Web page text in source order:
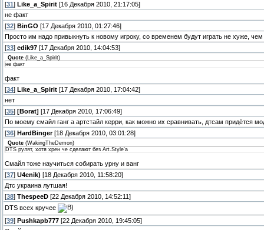
[31 ] Like_a_Spirit [16 Декабря 2010, 21:17:05]
не факт
[32] BinGO [17 Декабря 2010, 01:27:46]
Просто им надо привыкнуть к новому игроку, со временем будут играть не хуже,
[33] edik97 [17 Декабря 2010, 14:04:53]
Quote (Like_a_Spirit)
не факт
факт
[34] Like_a_Spirit [17 Декабря 2010, 17:04:42]
нет
[35] [Borat] [17 Декабря 2010, 17:06:49]
По моему смайл ганг а артстайл керри, как можно их сравнивать, дтсам придётся
[36] HardBinger[18 Декабря 2010, 03:01:28]
Quote (WakingTheDemon)
DTS рулят, хотя хрен че сделают без Art.Style'а
Смайл тоже научиться собирать урну и ванг
[37] U4enik) [18 Декабря 2010, 11:58:20]
Дтс украина лутшая!
[38] ThespeeD [22 Декабря 2010, 14:52:11]
DTS всех кручее
[39] Pushkapb777 [22 Декабря 2010, 19:45:05]